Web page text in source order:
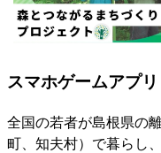
スマホゲームアプ
全国の若者が島根県の
町、知夫村）で暮らし